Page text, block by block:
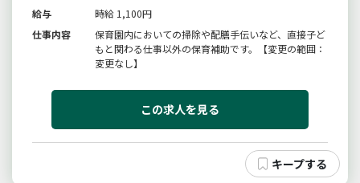
給与
時給 1,100円
仕事内容
保育園内においての掃除や配膳手伝いなど、直接子ど
もと関わる仕事以外の保育補助です。【変更の範囲：
変更なし】
この求人を見る